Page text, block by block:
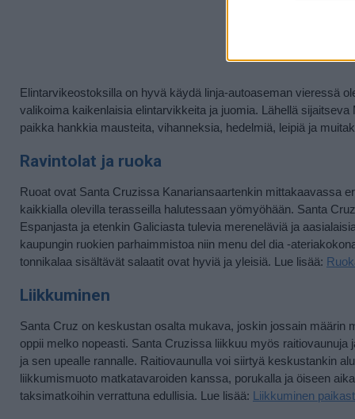
Elintarvikeostoksilla on hyvä käydä linja-autoaseman vieressä
valikoima kaikenlaisia elintarvikkeita ja juomia. Lähellä
paikka hankkia mausteita, vihanneksia, hedelmiä, leipiä ja
Ravintolat ja ruoka
Ruoat ovat Santa Cruzissa Kanariansaartenkin mittakaavassa
kaikkialla olevilla terasseilla halutessaan yömyöhään. Santa
Espanjasta ja etenkin Galiciasta tulevia mereneläviä ja
kaupungin ruokien parhaimmistoa niin menu del dia -
tonnikalaa sisältävät salaatit ovat hyviä ja yleisiä. Lue lisää:
Liikkuminen
Santa Cruz on keskustan osalta mukava, joskin jossain määrin
oppii melko nopeasti. Santa Cruzissa liikkuu myös
ja sen upealle rannalle. Raitiovaunulla voi siirtyä keskustankin
liikkumismuoto matkatavaroiden kanssa, porukalla ja öiseen
taksimatkoihin verrattuna edullisia. Lue lisää: Liikkuminen